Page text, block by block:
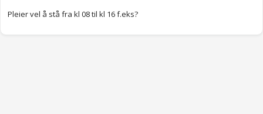
Pleier vel å stå fra kl 08 til kl 16 f.eks?